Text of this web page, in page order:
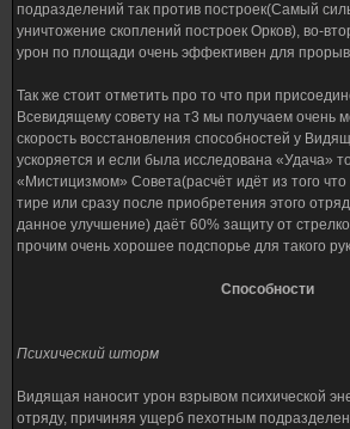
подразделений так против построек(Самый
уничтожение скоплений построек Орков), во-
урон по площади очень эффективен для
Так же стоит отметить про то что при
Всевидящему совету на т3 мы получаем очень
скорость восстановления способностей у
ускоряется и если была исследована «Удача»
«Мистицизмом» Совета(расчёт идёт из того
тире или сразу после приобретения этого
данное улучшение) даёт 60% защиту от
прочим очень хорошее подспорье для такого
Способности
Психический шторм
Видящая наносит урон взрывом психической
отряду, причиняя ущерб пехотным